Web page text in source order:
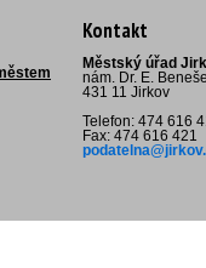
Kontakt
Městský úřad
nám. Dr. E.
431 11 Jirkov
Telefon: 474 616
Fax: 474 616 421